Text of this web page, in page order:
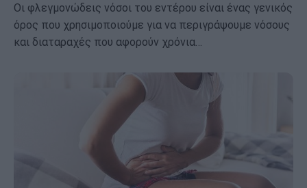
Οι φλεγμονώδεις νόσοι του εντέρου είναι ένας γενικός
όρος που χρησιμοποιούμε για να περιγράψουμε νόσους
και διαταραχές που αφορούν χρόνια…